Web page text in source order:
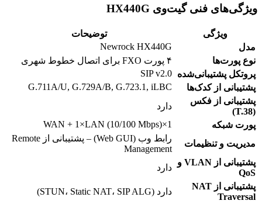
ویژگی‌های فنی گیت‌وی HX440G
ویژگی
توضیحات
مدل
Newrock HX440G
نوع پورت‌ها
۴ پورت FXO برای اتصال خطوط شهری
پروتکل پشتیبانی‌شده SIP v2.0
پشتیبانی از کدک‌ها
G.711A/U, G.729A/B, G.723.1, iLBC
پشتیبانی از فکس
(T.38)
دارد
پورت شبکه
1×WAN + 1×LAN (10/100 Mbps)
مدیریت و تنظیمات
رابط وب (Web GUI) – پشتیبانی از Remote
Management
پشتیبانی از VLAN و
QoS
دارد
پشتیبانی از NAT
Traversal
دارد (STUN، Static NAT، SIP ALG)